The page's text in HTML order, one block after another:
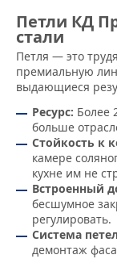
Петли КД
стали
Петля — это
премиальную
выдающиеся
Ресурс: Более
больше
Стойкость к
камере
кухне им не
Встроенный
бесшумное
регулировать.
Система
демонтаж